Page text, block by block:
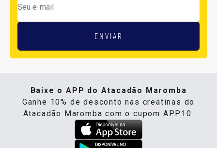
ENVIAR
Baixe o APP do Atacadão Maromba
Ganhe 10% de desconto nas creatinas do
Atacadão Maromba com o cupom APP10.